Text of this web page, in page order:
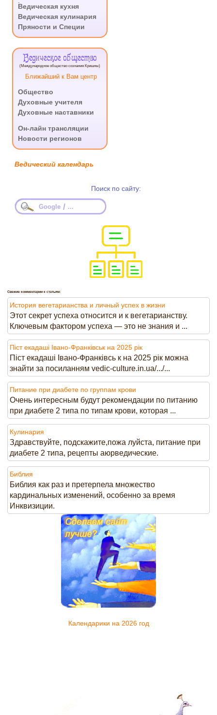
Ведическая кухня
Ведическая кулинария
Пряности и Специи
Ведическое общество
(Международное общество сознания Кришны)
Ближайший к Вам центр
Общество
Духовные учителя
Духовные наставники
Он-лайн трансляции
Новости регионов
Ведический календарь
Поиск по сайту:
Google / ...
Свежие комментарии к статьям:
История вегетарианства и личный успех в жизни
Этот секрет успеха относится и к вегетарианству.
Ключевым фактором успеха — это не знания и ...
Піст екадаші Івано-Франківськ на 2025 рік
Піст екадаші Івано-Франківсь к на 2025 рік можна
знайти за посиланням vedic-culture.in.ua/.../...
Питание при диабете по группам крови
Очень интересным будут рекомендации по питанию
при диабете 2 типа по типам крови, которая ...
Кулинария
Здравствуйте, подскажите,пожа луйста, питание при
диабете 2 типа, рецепты аюрведические.
Библия
Библия как раз и претерпела множество
кардинальных изменений, особенно за время
Инквизиции.
Календарики на 2026 год